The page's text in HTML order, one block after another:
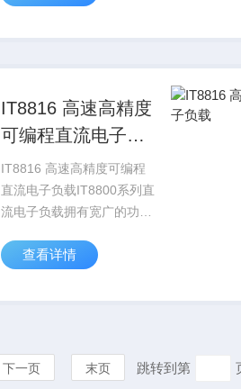
0.1mV/0.01mA，测试电流
IT8816 高速高精度
可编程直流电子负
载
IT8816 高速高精度可编程
直流电子负载IT8800系列直
流电子负载拥有宽广的功率
流测量速度均达到50KHz，
0.1mV/0.01mA，测试电流
查看详情
下一页 末页 跳转到第